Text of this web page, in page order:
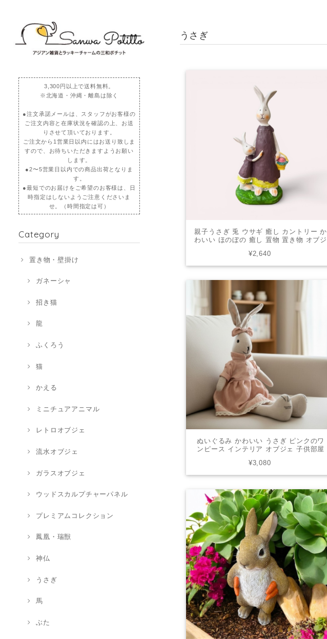
3,300円以上で送料無料。
※北海道・沖縄・離島は除く
●注文承諾メールは、スタッフがお客様の
ご注文内容と在庫状況を確認の上、お送
りさせて頂いております。
ご注文から1営業日以内にはお送り致しま
すので、お待ちいただきますようお願い
します。
●2〜5営業日以内での商品出荷となりま
す。
●最短でのお届けをご希望のお客様は、日
時指定はしないようご注意くださいま
せ。（時間指定は可）
Category
置き物・壁掛け
ガネーシャ
招き猫
龍
ふくろう
猫
かえる
ミニチュアアニマル
レトロオブジェ
流水オブジェ
ガラスオブジェ
ウッドスカルプチャーパネル
プレミアムコレクション
鳳凰・瑞獣
神仏
うさぎ
馬
ぶた
うさぎ
親子うさぎ 兎 ウサギ 癒し カントリー か
わいい ほのぼの 癒し 置物 置き物 オブジ
起物 67966-1129
¥2,640
ぬいぐるみ かわいい うさぎ ピンクのワ
ンピース インテリア オブジェ 子供部屋
¥3,080